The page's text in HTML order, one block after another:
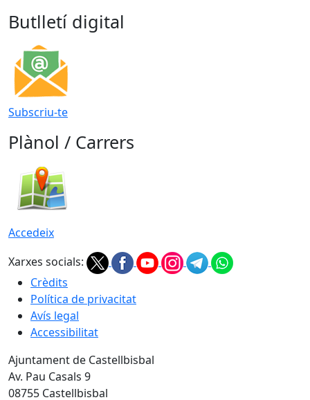
Butlletí digital
Subscriu-te
Plànol / Carrers
Accedeix
Xarxes socials:
Crèdits
Política de privacitat
Avís legal
Accessibilitat
Ajuntament de Castellbisbal
Av. Pau Casals 9
08755 Castellbisbal